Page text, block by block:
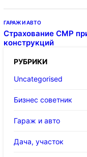
ГАРАЖ И АВТО
Страхование СМР
конструкций
РУБРИКИ
Uncategorised
Бизнес советник
Гараж и авто
Дача, участок